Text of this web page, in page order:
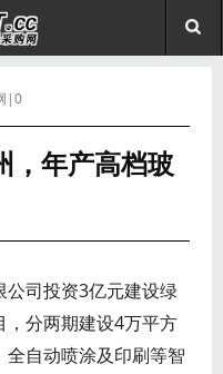
|0
，年产高档玻
司投资3亿元建设绿
分两期建设4万平方
自动喷涂及印刷等智